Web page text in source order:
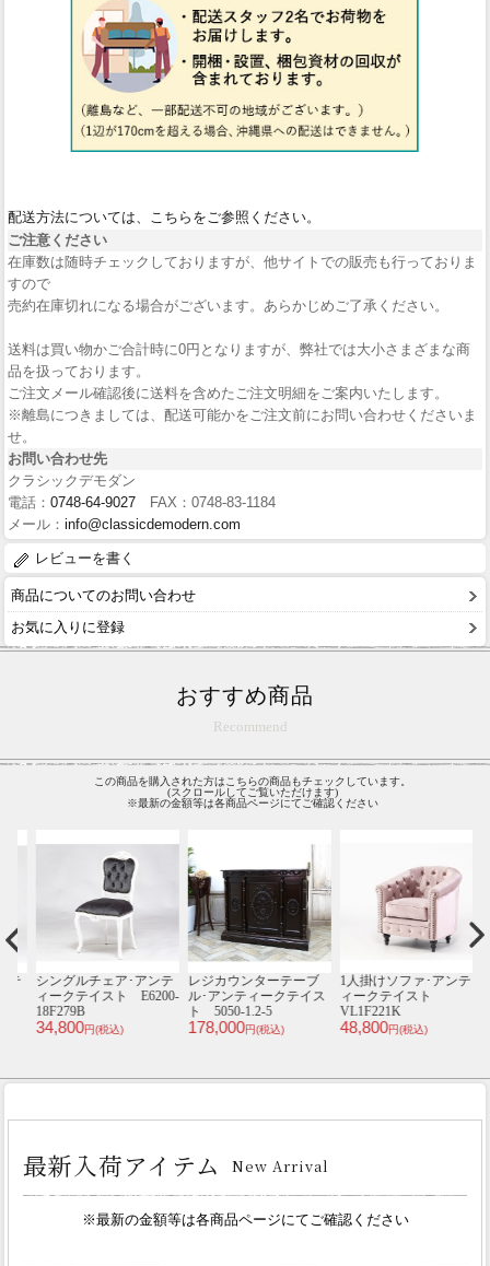
配送方法については、こちらをご参照ください。
ご注意ください
在庫数は随時チェックしておりますが、他サイトでの販売も行っておりま
すので
売約在庫切れになる場合がございます。あらかじめご了承ください。
送料は買い物かご合計時に0円となりますが、弊社では大小さまざまな商
品を扱っております。
ご注文メール確認後に送料を含めたご注文明細をご案内いたします。
※離島につきましては、配送可能かをご注文前にお問い合わせくださいま
せ。
お問い合わせ先
クラシックデモダン
電話： 0748-64-9027 FAX：0748-83-1184
メール： info@classicdemodern.com
レビューを書く
商品についてのお問い合わせ
お気に入りに登録
おすすめ商品
Recommend
この商品を購入された方はこちらの商品もチェックしています。
(スクロールしてご覧いただけます)
※最新の金額等は各商品ページにてご確認ください
シングルチェア･アンテ
ィークテイスト E6200-
18F279B
34,800円(税込)
レジカウンターテーブ
ル･アンティークテイス
ト 5050-1.2-5
178,000円(税込)
1人掛けソファ･アンテ
ィークテイスト
VL1F221K
48,800円(税込)